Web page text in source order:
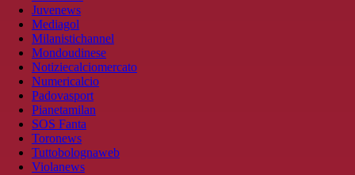
Juvenews
Mediagol
Milanistichannel
Mondoudinese
Notiziecalciomercato
Numericalcio
Padovasport
Pianetamilan
SOS Fanta
Toronews
Tuttobolognaweb
Violanews